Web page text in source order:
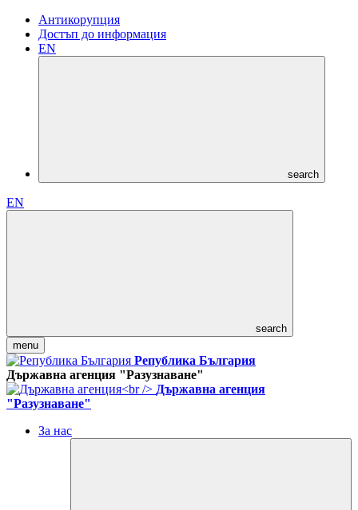
Антикорупция
Достъп до информация
EN
search
EN
search
menu
Република България
Държавна агенция "Разузнаване"
Държавна агенция
"Разузнаване"
За нас